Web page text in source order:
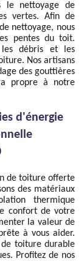
le nettoyage de
vertes. Afin de
nettoyage, nous
pentes du toit.
débris et les
Nos artisans
des gouttières
propre à notre
d'énergie
de toiture offerte
des matériaux
thermique
confort de votre
la valeur de
à vous aider.
de toiture durable
Profitez de nos